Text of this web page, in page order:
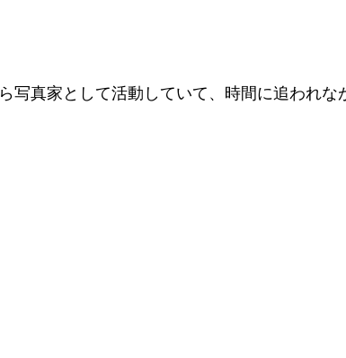
写真家として活動していて、時間に追われな